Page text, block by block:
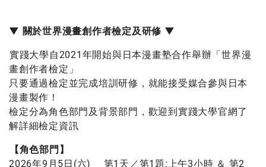
▼ 關於世界漫畫創作者檢定及研修 ▼
實踐大學自2021年開始與日本漫畫塾合作舉辦「世界漫
畫創作者檢定」
只要通過檢定並完成培訓研修，就能接受媒合參與日本
漫畫製作！
檢定分為角色部門及背景部門，歡迎到實踐大學官網了
解詳細檢定資訊
【角色部門】
2026年9月5日(六) 第1天／第1題:上午3小時 ＆ 第2